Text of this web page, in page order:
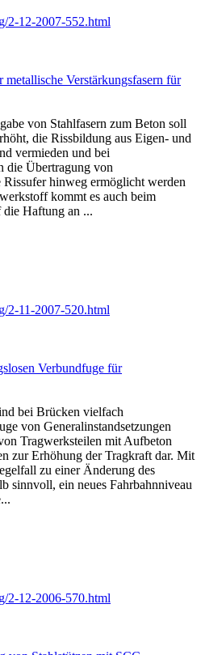
2-12-2007-552.html
Verstärkungsfasern für
von Stahlfasern zum Beton soll
die Rissbildung aus Eigen- und
vermieden und bei
die Übertragung von
Rissufer hinweg ermöglicht werden
kommt es auch beim
die Haftung an ...
2-11-2007-520.html
Verbundfuge für
bei Brücken vielfach
von Generalinstandsetzungen
Tragwerksteilen mit Aufbeton
zur Erhöhung der Tragkraft dar. Mit
zu einer Änderung des
sinnvoll, ein neues Fahrbahnniveau
2-12-2006-570.html